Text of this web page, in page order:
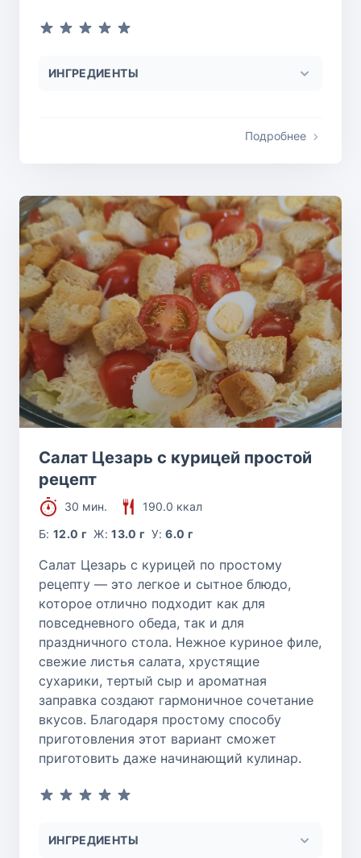
ИНГРЕДИЕНТЫ
Подробнее
Салат Цезарь с курицей простой
рецепт
30 мин.
190.0 ккал
Б:12.0 г Ж:13.0 г У:6.0 г
Салат Цезарь с курицей по простому
рецепту — это легкое и сытное блюдо,
которое отлично подходит как для
повседневного обеда, так и для
праздничного стола. Нежное куриное филе,
свежие листья салата, хрустящие
сухарики, тертый сыр и ароматная
заправка создают гармоничное сочетание
вкусов. Благодаря простому способу
приготовления этот вариант сможет
приготовить даже начинающий кулинар.
ИНГРЕДИЕНТЫ